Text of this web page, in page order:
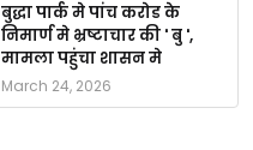
बुद्धा पार्क मे पांच करोड के
निमार्ण मे भ्रष्टाचार की ' बु ',
मामला पहुंचा शासन मे
March 24, 2026